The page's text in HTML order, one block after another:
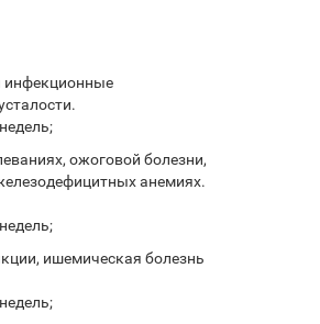
инфекционные
ожоговой болезни,
анемиях.
ишемическая болезнь